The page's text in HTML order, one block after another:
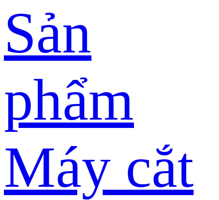
Sản
phẩm
Máy cắt